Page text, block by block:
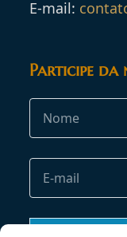
E-mail:
Participe da